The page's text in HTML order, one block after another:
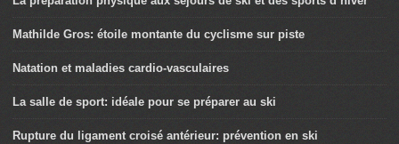
Mathilde Gros: étoile montante du cyclisme sur piste
Natation et maladies cardio-vasculaires
La salle de sport: idéale pour se préparer au ski
Rupture du ligament croisé antérieur: prévention en ski